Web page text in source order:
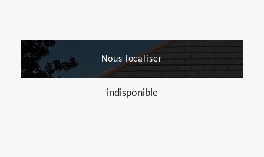
Nous localiser
indisponible